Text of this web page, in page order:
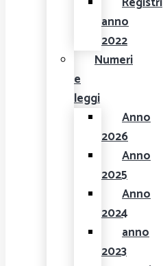
anno
2022
Numeri
e
leggi
Anno
2026
Anno
2025
Anno
2024
anno
2023